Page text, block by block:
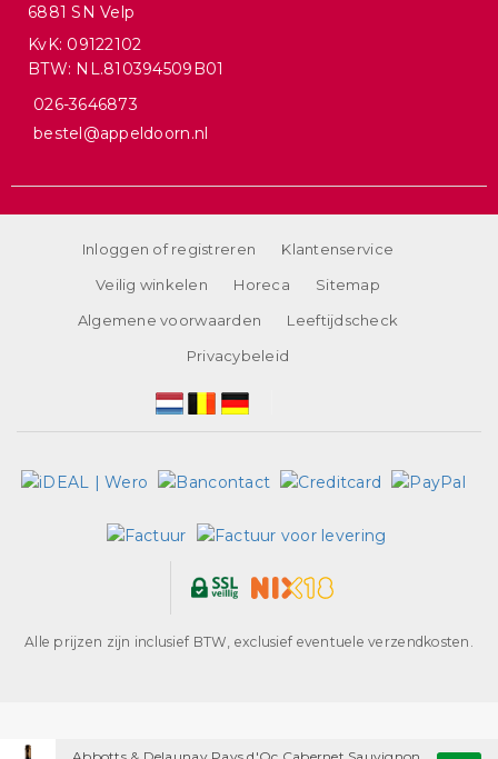
Abbotts & Delaunay Pays d'Oc Cabernet Sauvignon
6881 SN Velp
KvK: 09122102
BTW: NL.810394509B01
026-3646873
bestel@appeldoorn.nl
Inloggen of registreren
Klantenservice
Veilig winkelen
Horeca
Sitemap
Algemene voorwaarden
Leeftijdscheck
Privacybeleid
Alle prijzen zijn inclusief BTW, exclusief eventuele verzendkosten.